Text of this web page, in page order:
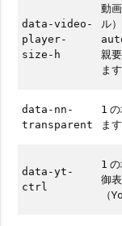
data-video-
player-
size-h
動
ル
親
ます
data-nn-
transparent
1
ま
data-yt-
ctrl
1
御
（